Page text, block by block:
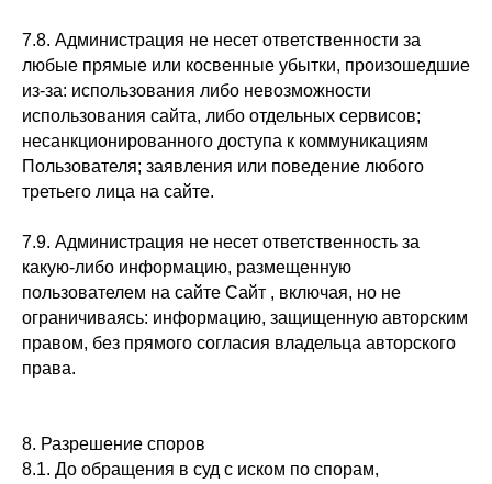
7.8. Администрация не несет ответственности за
любые прямые или косвенные убытки, произошедшие
из-за: использования либо невозможности
использования сайта, либо отдельных сервисов;
несанкционированного доступа к коммуникациям
Пользователя; заявления или поведение любого
третьего лица на сайте.
7.9. Администрация не несет ответственность за
какую-либо информацию, размещенную
пользователем на сайте Сайт , включая, но не
ограничиваясь: информацию, защищенную авторским
правом, без прямого согласия владельца авторского
права.
8. Разрешение споров
8.1. До обращения в суд с иском по спорам,